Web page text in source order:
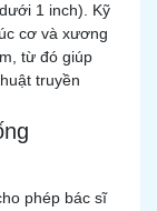
1 inch). Kỹ
cơ và xương
từ đó giúp
truyền
phép bác sĩ